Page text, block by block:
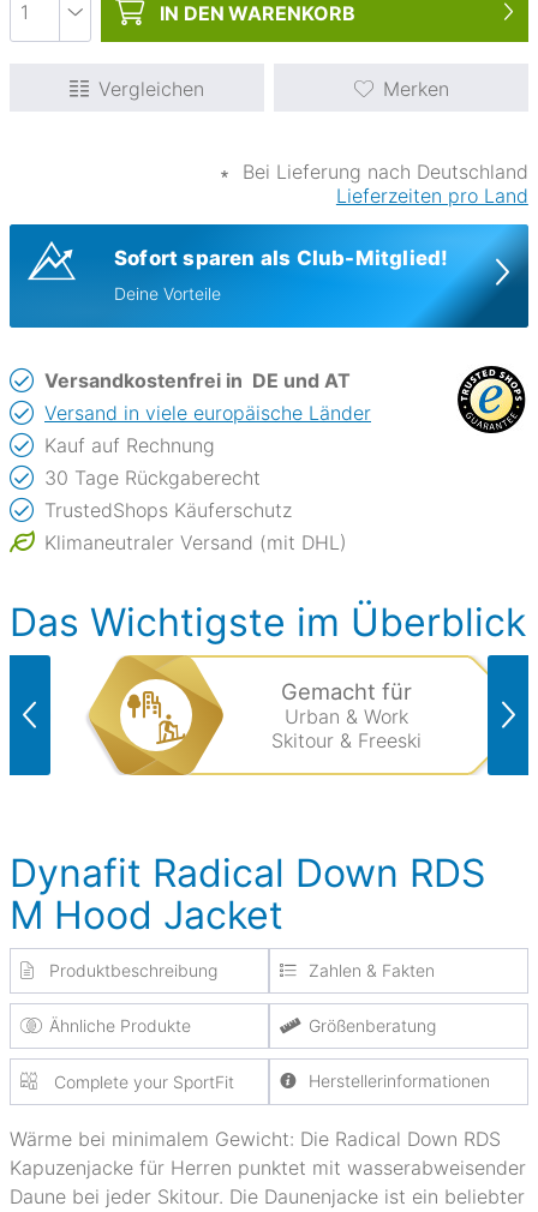
IN DEN WARENKORB
Vergleichen Merken
∗
Bei Lieferung nach Deutschland
Lieferzeiten pro Land
Sofort sparen als Club-Mitglied!
Deine Vorteile
Versandkostenfrei in DE und AT
Versand in viele europäische Länder
Kauf auf Rechnung
30 Tage Rückgaberecht
TrustedShops Käuferschutz
Klimaneutraler Versand (mit DHL)
Das Wichtigste im Überblick
Gemacht für
Urban & Work
Skitour & Freeski
Dynafit Radical Down RDS
M Hood Jacket
Produktbeschreibung Zahlen & Fakten
Ähnliche Produkte Größenberatung
Complete your SportFit Herstellerinformationen
Wärme bei minimalem Gewicht: Die Radical Down RDS
Kapuzenjacke für Herren punktet mit wasserabweisender
Daune bei jeder Skitour. Die Daunenjacke ist ein beliebter